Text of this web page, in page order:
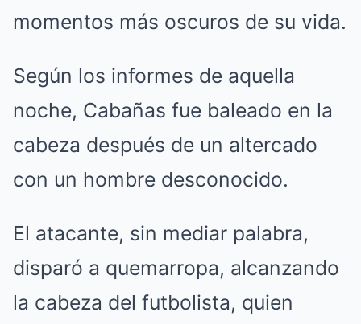
momentos más oscuros de su vida.
Según los informes de aquella
noche, Cabañas fue baleado en la
cabeza después de un altercado
con un hombre desconocido.
El atacante, sin mediar palabra,
disparó a quemarropa, alcanzando
la cabeza del futbolista, quien